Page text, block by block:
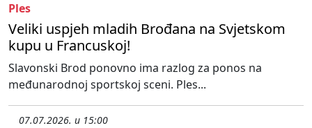
Ples
Veliki uspjeh mladih Brođana na Svjetskom
kupu u Francuskoj!
Slavonski Brod ponovno ima razlog za ponos na
međunarodnoj sportskoj sceni. Ples...
07.07.2026. u 15:00